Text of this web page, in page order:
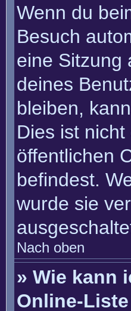
Wenn du
Besuch
eine Sitzung
deines
bleiben,
Dies ist
öffentlichen
befindest.
wurde sie
Nach oben
» Wie kann
Online-